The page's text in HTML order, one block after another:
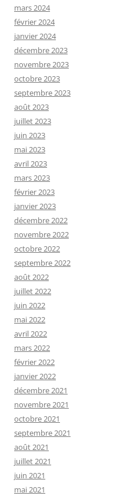
mars 2024
février 2024
janvier 2024
décembre 2023
novembre 2023
octobre 2023
septembre 2023
août 2023
juillet 2023
juin 2023
mai 2023
avril 2023
mars 2023
février 2023
janvier 2023
décembre 2022
novembre 2022
octobre 2022
septembre 2022
août 2022
juillet 2022
juin 2022
mai 2022
avril 2022
mars 2022
février 2022
janvier 2022
décembre 2021
novembre 2021
octobre 2021
septembre 2021
août 2021
juillet 2021
juin 2021
mai 2021